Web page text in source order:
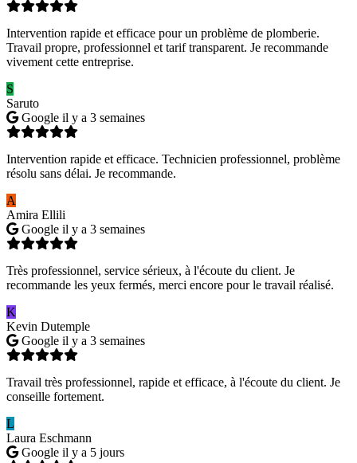
Intervention rapide et efficace pour un problème de plomberie.
Travail propre, professionnel et tarif transparent. Je recommande
vivement cette entreprise.
S
Saruto
Google il y a 3 semaines
Intervention rapide et efficace. Technicien professionnel, problème
résolu sans délai. Je recommande.
A
Amira Ellili
Google il y a 3 semaines
Très professionnel, service sérieux, à l'écoute du client. Je
recommande les yeux fermés, merci encore pour le travail réalisé.
K
Kevin Dutemple
Google il y a 3 semaines
Travail très professionnel, rapide et efficace, à l'écoute du client. Je
conseille fortement.
L
Laura Eschmann
Google il y a 5 jours